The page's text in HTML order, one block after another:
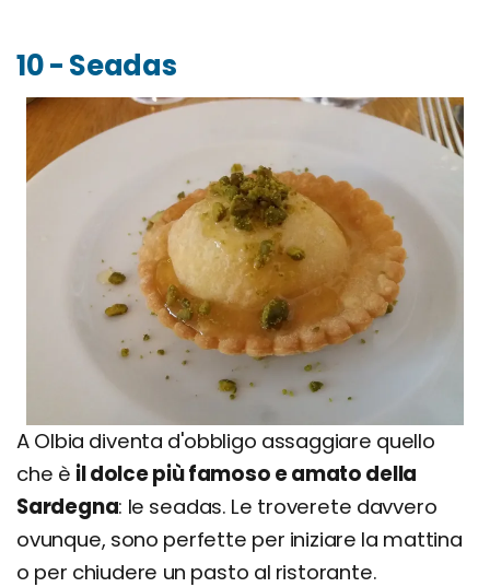
10 - Seadas
A Olbia diventa d'obbligo assaggiare quello
che è il dolce più famoso e amato della
Sardegna: le seadas. Le troverete davvero
ovunque, sono perfette per iniziare la mattina
o per chiudere un pasto al ristorante.